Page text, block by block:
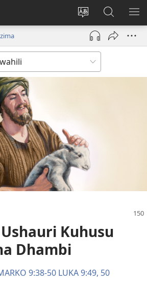
Badili
lugha
ya
tovuti
Ingia
(opens
window)
Tafuta
Katika
JW.ORG
Kuhusu
Dhambi
9:38-50 LUKA 9:49, 50